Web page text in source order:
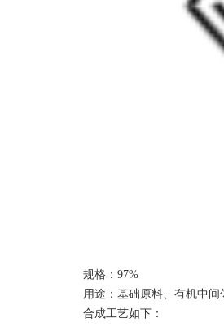
规格： 97%
用途：基础原料、有机中
合成工艺如下：